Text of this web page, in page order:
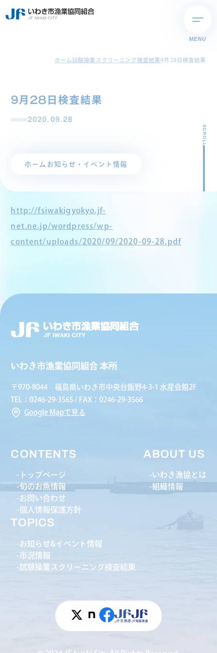
MENU
ホーム試験操業スクリーニング検査結果9月28日検査結果
9月28日検査結果
2020.09.28
ホーム お知らせ・イベント情報
SCROLL
http://fsiwakigyokyo.jf-
net.ne.jp/wordpress/wp-
content/uploads/2020/09/2020-09-28.pdf
いわき市漁業協同組合 本所
〒970-8044 福島県いわき市中央台飯野4-3-1 水産会館2F
TEL：0246-29-3565 / FAX：0246-29-3566
Google Mapで見る
CONTENTS
トップページ
旬のお魚情報
お問い合わせ
個人情報保護方針
ABOUT US
いわき漁協とは
組織情報
TOPICS
お知らせ&イベント情報
市況情報
試験操業スクリーニング検査結果